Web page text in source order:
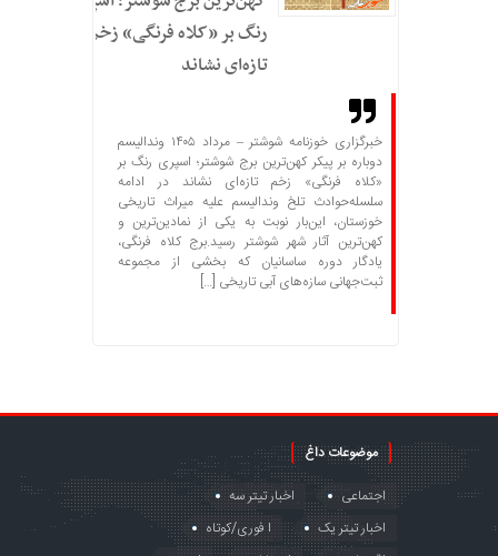
رنگ بر «کلاه فرنگی» زخم
تازه‌ای نشاند
خبرگزاری خوزنامه شوشتر – مرداد ۱۴۰۵ وندالیسم
دوباره بر پیکر کهن‌ترین برج شوشتر؛ اسپری رنگ بر
«کلاه فرنگی» زخم تازه‌ای نشاند در ادامه
سلسله‌حوادث تلخ وندالیسم علیه میراث تاریخی
خوزستان، این‌بار نوبت به یکی از نمادین‌ترین و
کهن‌ترین آثار شهر شوشتر رسید.برج کلاه فرنگی،
یادگار دوره ساسانیان که بخشی از مجموعه
ثبت‌جهانی سازه‌های آبی تاریخی […]
موضوعات داغ
اجتماعی
اخبار تیتر سه
اخبار تیتر یک
ا فوری/کوتاه